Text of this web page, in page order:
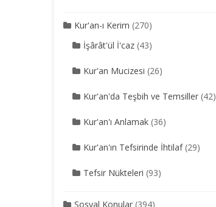
Kur'an-ı Kerim (270)
İşârât'ül İ'caz(43)
Kur'an Mucizesi (26)
Kur'an'da Teşbih ve Temsiller(42)
Kur'an'ı Anlamak(36)
Kur'an'ın Tefsirinde İhtilaf(29)
Tefsir Nükteleri (93)
Sosyal Konular(394)